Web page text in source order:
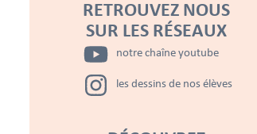
RETROUVEZ NOUS
SUR LES RÉSEAUX
notre chaîne youtube
les dessins de nos élèves